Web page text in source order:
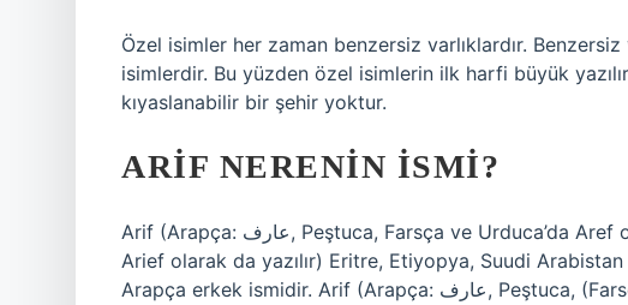
Özel isimler her zaman benzersiz varlıklardır.
isimlerdir. Bu yüzden özel isimlerin ilk harfi büyük
kıyaslanabilir bir şehir yoktur.
ARIF NERENIN ISMI?
Arif (Arapça: عارف‎, Peştuca, Farsça ve Urduca’da Aref olarak da yazılır, Endonezyaca ve Malayca’da
Arief olarak da yazılır) Eritre, Etiyopya, Suudi Arabistan
Arapça erkek ismidir. Arif (Arapça: عارف‎, Peştuca, (Farsça ve Urduca’da Aref olarak da yazılır,